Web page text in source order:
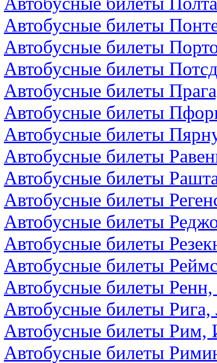
Автобусные билеты
Автобусные билеты
Автобусные билеты
Автобусные билеты
Автобусные билеты
Автобусные билеты
Автобусные билеты
Автобусные билеты
Автобусные билеты
Автобусные билеты
Автобусные билеты
Автобусные билеты
Автобусные билеты
Автобусные билеты Рига,
Автобусные билеты Рим,
Автобусные билеты